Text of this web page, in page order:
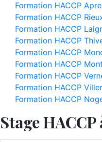
Formation HACCP
Formation HACCP
Formation HACCP
Formation HACCP
Formation HACCP
Formation HACCP
Formation HACCP
Formation HACCP
Formation HACCP
Stage